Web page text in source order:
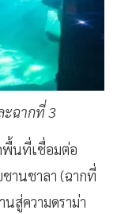
ะฉากที่ 3
พื้นที่เชื่อมต่อ
ชานชาลา (ฉากที่
สู่ความดราม่า